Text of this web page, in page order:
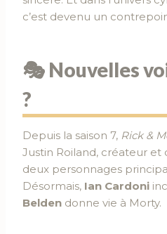
c’est devenu un
🎭 Nouvelles
?
Depuis la saison 7, Rick &
Justin Roiland, créateur
deux personnages
Désormais, Ian Cardoni
Belden donne vie à Morty.